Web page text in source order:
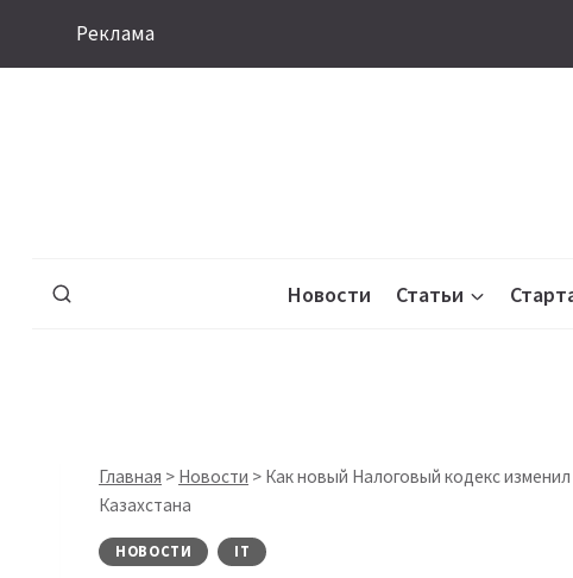
Реклама
Новости Статьи
Главная > Новости > Как новый Налоговый кодекс
Казахстана
НОВОСТИ IT